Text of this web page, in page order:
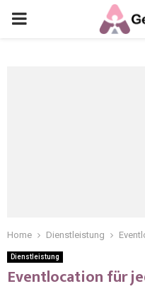
Home Dienstleistung
Dienstleistung
Eventlocation für